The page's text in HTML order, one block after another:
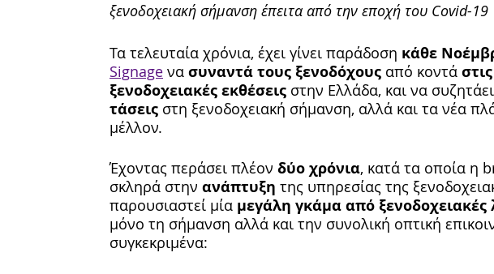
ξενοδοχειακή σήμανση έπειτα από την εποχή του Covid-19
Τα τελευταία χρόνια, έχει γίνει παράδοση κάθε
Signage να συναντά τους ξενοδόχους από κοντά
ξενοδοχειακές εκθέσεις στην Ελλάδα, και να
τάσεις στη ξενοδοχειακή σήμανση, αλλά και τα νέα
μέλλον.
Έχοντας περάσει πλέον δύο χρόνια, κατά τα οποία η
σκληρά στην ανάπτυξη της υπηρεσίας της
παρουσιαστεί μία μεγάλη γκάμα από ξενοδοχειακές
μόνο τη σήμανση αλλά και την συνολική οπτική
συγκεκριμένα: